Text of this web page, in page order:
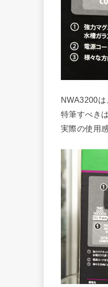
NWA3200
特筆すべき
実際の使用